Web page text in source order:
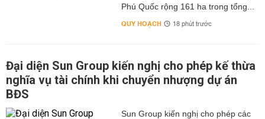
Phú Quốc rộng 161 ha trong tổng...
QUY HOẠCH 18 phút trước
Đại diện Sun Group kiến nghị cho phép kế thừa
nghĩa vụ tài chính khi chuyển nhượng dự án
BĐS
Sun Group kiến nghị cho phép các